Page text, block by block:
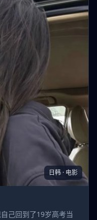
日韩 · 电影
己回到了19岁高考当